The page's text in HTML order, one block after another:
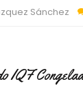
Sánchez
IQF